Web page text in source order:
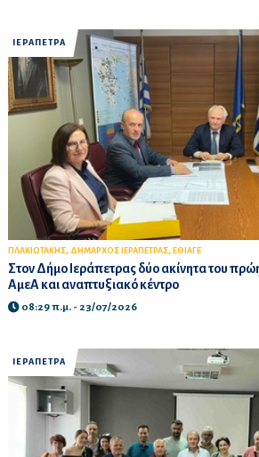
ΙΕΡΑΠΕΤΡΑ
ΠΛΑΚΙΩΤΑΚΗΣ, ΔΗΜΑΡΧΟΣ ΙΕΡΑΠΕΤΡΑΣ, ΕΘΙΑΓΕ
Στον Δήμο Ιεράπετρας δύο ακίνητα του
ΑμεΑ και αναπτυξιακό κέντρο
08:29 π.μ. - 23/07/2026
ΙΕΡΑΠΕΤΡΑ